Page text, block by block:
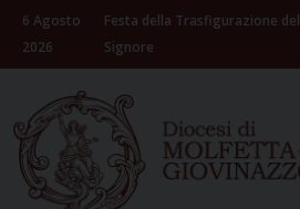
Skip
content
6 Agosto
2026
Festa della Trasfigurazione del
Signore